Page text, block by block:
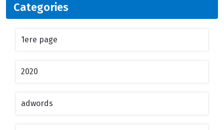
Categories
1ere page
2020
adwords